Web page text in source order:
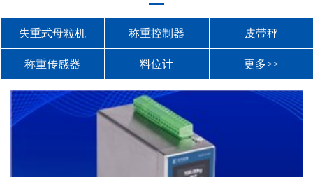
失重式母粒机 称重控制器 皮带秤
称重传感器 料位计 更多>>